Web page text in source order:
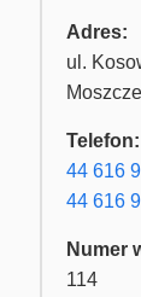
Adres:
ul.
Telefon:
44 616
44 616
Numer
114